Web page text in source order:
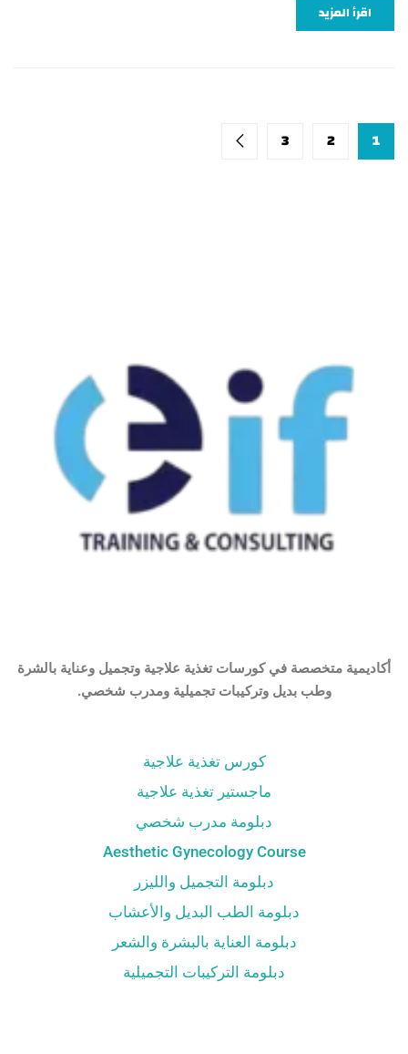
اقرأ المزيد
1
2
3
أكاديمية متخصصة في كورسات تغذية علاجية وتجميل وعناية بالشرة
وطب بديل وتركيبات تجميلية ومدرب شخصي.
كورس تغذية علاجية
ماجستير تغذية علاجية
دبلومة مدرب شخصي
Aesthetic Gynecology Course
دبلومة التجميل والليزر
دبلومة الطب البديل والأعشاب
دبلومة العناية بالبشرة والشعر
دبلومة التركيبات التجميلية